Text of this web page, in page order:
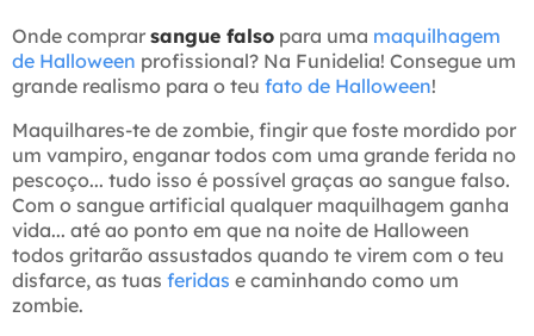
Onde comprar sangue falso para uma maquilhagem
de Halloween profissional? Na Funidelia! Consegue um
grande realismo para o teu fato de Halloween!
Maquilhares-te de zombie, fingir que foste mordido por
um vampiro, enganar todos com uma grande ferida no
pescoço... tudo isso é possível graças ao sangue falso.
Com o sangue artificial qualquer maquilhagem ganha
vida... até ao ponto em que na noite de Halloween
todos gritarão assustados quando te virem com o teu
disfarce, as tuas feridas e caminhando como um
zombie.